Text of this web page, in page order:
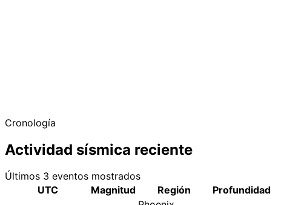
Cronología
Actividad sísmica reciente
Últimos 3 eventos mostrados
UTC
Magnitud Región
Profundidad